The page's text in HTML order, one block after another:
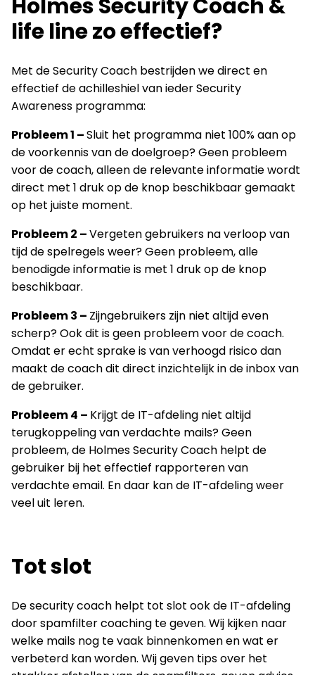
Holmes Security Coach &
life line zo effectief?
Met de Security Coach bestrijden we direct en
effectief de achilleshiel van ieder Security
Awareness programma:
Probleem 1 –Sluit het programma niet 100% aan op
de voorkennis van de doelgroep? Geen probleem
voor de coach, alleen de relevante informatie wordt
direct met 1 druk op de knop beschikbaar gemaakt
op het juiste moment.
Probleem 2 –Vergeten gebruikers na verloop van
tijd de spelregels weer? Geen probleem, alle
benodigde informatie is met 1 druk op de knop
beschikbaar.
Probleem 3 – Zijngebruikers zijn niet altijd even
scherp? Ook dit is geen probleem voor de coach.
Omdat er echt sprake is van verhoogd risico dan
maakt de coach dit direct inzichtelijk in de inbox van
de gebruiker.
Probleem 4 – Krijgt de IT-afdeling niet altijd
terugkoppeling van verdachte mails? Geen
probleem, de Holmes Security Coach helpt de
gebruiker bij het effectief rapporteren van
verdachte email. En daar kan de IT-afdeling weer
veel uit leren.
Tot slot
De security coach helpt tot slot ook de IT-afdeling
door spamfilter coaching te geven. Wij kijken naar
welke mails nog te vaak binnenkomen en wat er
verbeterd kan worden. Wij geven tips over het